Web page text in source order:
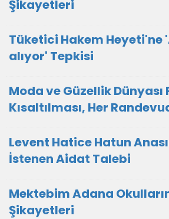
Şikayetleri
Tüketici Hakem Heyeti'ne
alıyor' Tepkisi
Moda ve Güzellik Dünyası
Kısaltılması, Her
Levent Hatice Hatun
İstenen Aidat Talebi
Mektebim Adana
Şikayetleri